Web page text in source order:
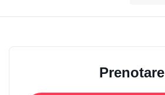
Prenotare